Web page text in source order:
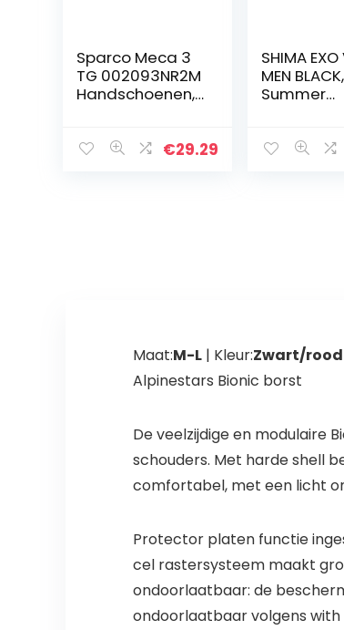
Sparco Meca 3
TG 002093NR2M
Handschoenen,
€29.29
SHIMA EXO
MEN BLACK,
Summer
Boots met
Maat:M-L| Kleur:Zwart/rood
Alpinestars Bionic borst
De veelzijdige en modulaire
schouders. Met harde shell
comfortabel, met een licht
Protector platen functie
cel rastersysteem maakt
ondoorlaatbaar: de
ondoorlaatbaar volgens with